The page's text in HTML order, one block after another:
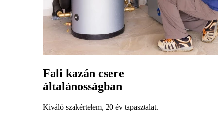
Fali kazán csere
általánosságban
Kiváló szakértelem, 20 év tapasztalat.